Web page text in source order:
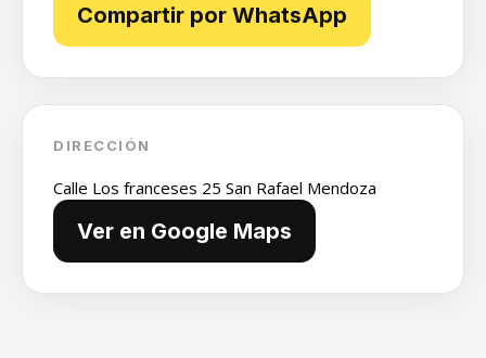
Compartir por WhatsApp
DIRECCIÓN
Calle Los franceses 25 San Rafael Mendoza
Ver en Google Maps